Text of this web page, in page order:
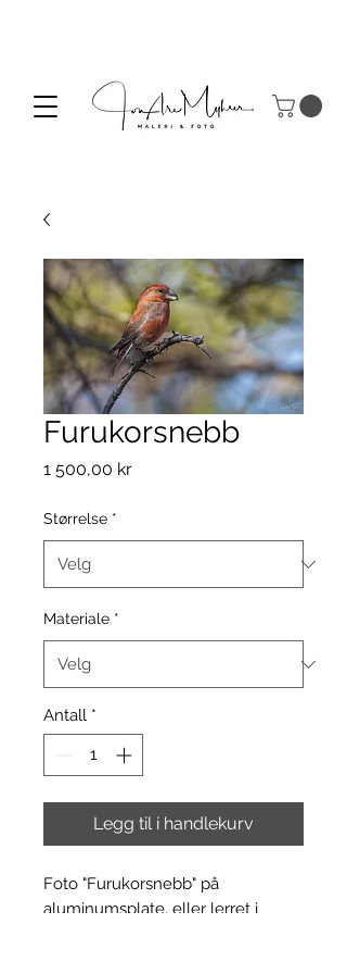
Furukorsnebb
1 500,00 krPris
Størrelse *
Materiale *
Antall *
Legg til i handlekurv
Foto "Furukorsnebb" på
aluminumsplate, eller lerret i